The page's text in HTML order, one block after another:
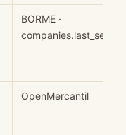
BORME ·
companies.last_seen
OpenMercantil